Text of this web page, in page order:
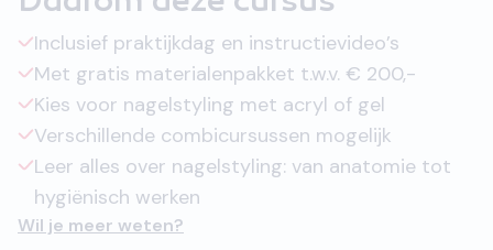
Inclusief praktijkdag en instructievideo’s
Met gratis materialenpakket t.w.v. € 200,-
Kies voor nagelstyling met acryl of gel
Verschillende combicursussen mogelijk
Leer alles over nagelstyling: van anatomie tot
hygiënisch werken
Wil je meer weten?